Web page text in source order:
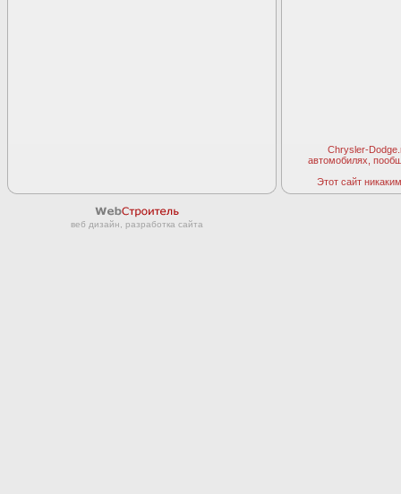
Chrysler-
автомобилях,
Этот сайт
веб дизайн, разработка сайта